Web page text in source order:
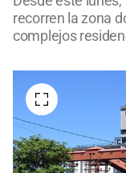
recorren la zona
complejos